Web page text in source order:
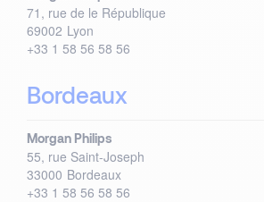
71, rue de le République
69002 Lyon
+33 1 58 56 58 56
Bordeaux
Morgan Philips
55, rue Saint-Joseph
33000 Bordeaux
+33 1 58 56 58 56